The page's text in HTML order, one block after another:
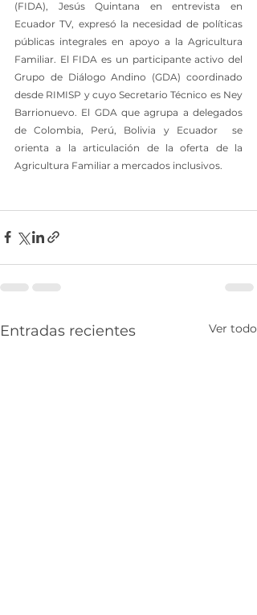
(FIDA), Jesús Quintana en entrevista en
Ecuador TV, expresó la necesidad de políticas
públicas integrales en apoyo a la Agricultura
Familiar. El FIDA es un participante activo del
Grupo de Diálogo Andino (GDA) coordinado
desde RIMISP y cuyo Secretario Técnico es Ney
Barrionuevo. El GDA que agrupa a delegados
de Colombia, Perú, Bolivia y Ecuador  se
orienta a la articulación de la oferta de la
Agricultura Familiar a mercados inclusivos.
Entradas recientes Ver todo